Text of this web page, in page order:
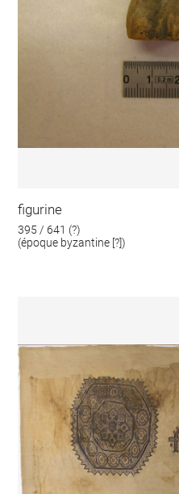
figurine
395 / 641 (?)
(époque byzantine [?])